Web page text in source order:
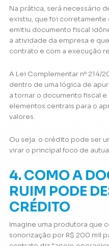
Na prática, será necessário
existiu, que foi
emitiu documento fiscal
a atividade da empresa e
contrato e com a execução
A Lei Complementar nº 214/
dentro de uma lógica de
a tornar o documento fiscal
elementos centrais para o
valores.
Ou seja: o crédito pode ser
virar o principal foco de
4. COMO A
RUIM PODE
CRÉDITO
Imagine uma produtora que
sonorização por R$ 200 mil